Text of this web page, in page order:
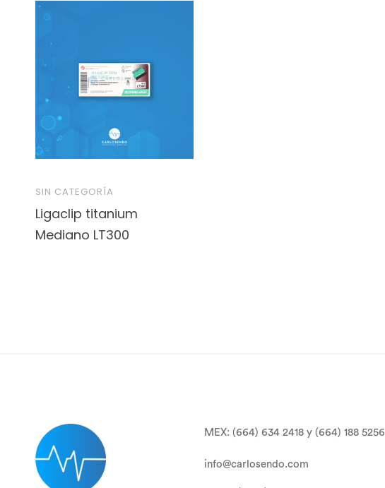
SIN CATEGORÍA
Ligaclip titanium
Mediano LT300
MEX: (664) 634 2418 y (664) 188 5256
info@carlosendo.com